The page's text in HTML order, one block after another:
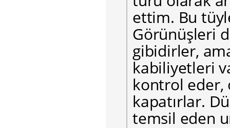
ettim. Bu
Görünüşleri
gibidirler,
kabiliyetleri
kontrol eder,
kapatırlar.
temsil eden